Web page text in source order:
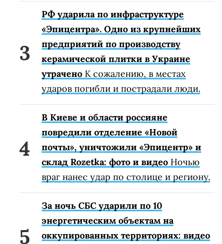
РФ ударила по инфраструктуре
«Эпицентра». Одно из крупнейших
предприятий по производству
керамической плитки в Украине
утрачено К сожалению, в местах
ударов погибли и пострадали люди.
В Киеве и области россияне
повредили отделение «Новой
почты», уничтожили «Эпицентр» и
склад Rozetka: фото и видео Ночью
враг нанес удар по столице и региону.
За ночь СБС ударили по 10
энергетическим объектам на
оккупированных территориях: видео